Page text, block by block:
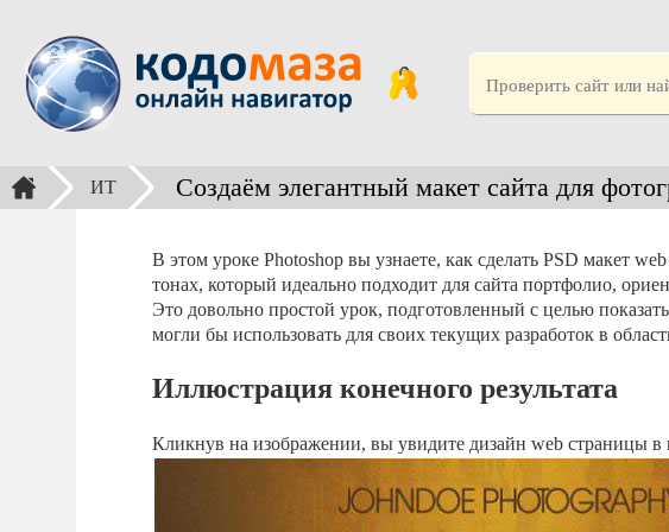
ИТ Создаём элегантный макет сайта для
В этом уроке Photoshop вы узнаете, как сделать PSD макет
тонах, который идеально подходит для сайта портфолио,
Это довольно простой урок, подготовленный с целью
могли бы использовать для своих текущих разработок в
Иллюстрация конечного результата
Кликнув на изображении, вы увидите дизайн web страницы в